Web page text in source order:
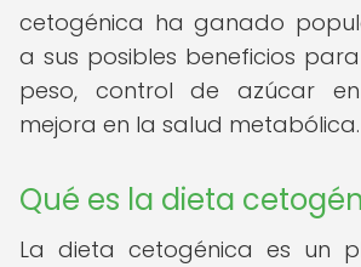
cetogénica ha ganado
a sus posibles beneficios
peso, control de azúcar
mejora en la salud metabólica.
Qué es la dieta
La dieta cetogénica es un